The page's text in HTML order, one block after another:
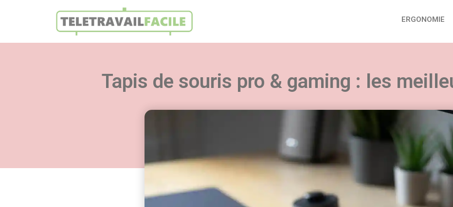
ERGONOMIE
Tapis de souris pro & gaming : les
Retrouvez nos conseils sur tous les aspects du